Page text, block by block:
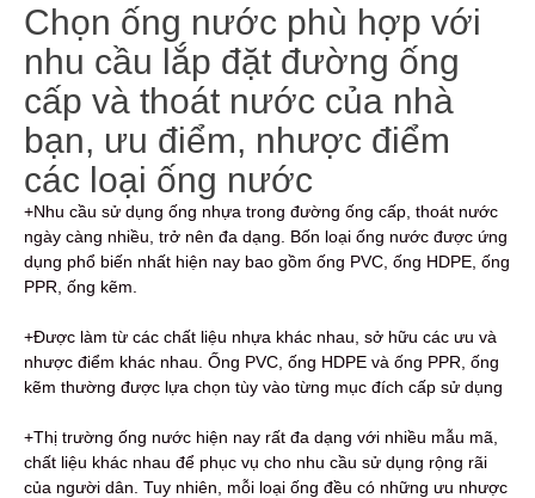
Chọn ống nước phù hợp với
nhu cầu lắp đặt đường ống
cấp và thoát nước của nhà
bạn, ưu điểm, nhược điểm
các loại ống nước
+Nhu cầu sử dụng ống nhựa trong đường ống cấp, thoát nước
ngày càng nhiều, trở nên đa dạng. Bốn loại ống nước được ứng
dụng phổ biến nhất hiện nay bao gồm ống PVC, ống HDPE, ống
PPR, ống kẽm.
+Được làm từ các chất liệu nhựa khác nhau, sở hữu các ưu và
nhược điểm khác nhau. Ống PVC, ống HDPE và ống PPR, ống
kẽm thường được lựa chọn tùy vào từng mục đích cấp sử dụng
+Thị trường ống nước hiện nay rất đa dạng với nhiều mẫu mã,
chất liệu khác nhau để phục vụ cho nhu cầu sử dụng rộng rãi
của người dân. Tuy nhiên, mỗi loại ống đều có những ưu nhược